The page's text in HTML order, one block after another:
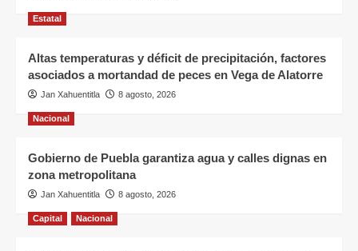
Estatal
Altas temperaturas y déficit de precipitación, factores
asociados a mortandad de peces en Vega de Alatorre
Jan Xahuentitla 8 agosto, 2026
Nacional
Gobierno de Puebla garantiza agua y calles dignas en
zona metropolitana
Jan Xahuentitla 8 agosto, 2026
Capital Nacional